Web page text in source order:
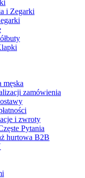
i Zegarki
męska
zamówienia
i zwroty
Pytania
hurtowa B2B